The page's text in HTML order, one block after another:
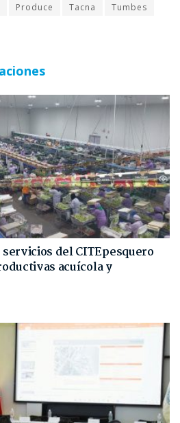
Produce Tacna
Tumbes
del CITEpesquero
acuícola y